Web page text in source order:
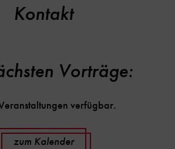
Kontakt
Vorträge:
verfügbar.
zum Kalender